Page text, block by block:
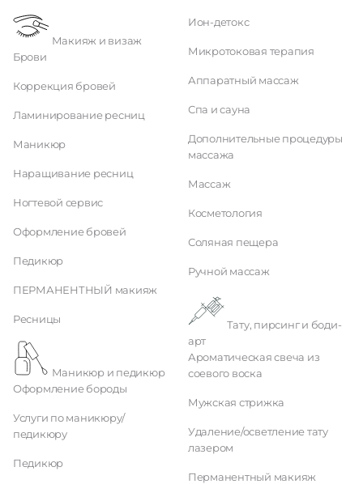
Макияж и визаж
Брови
Коррекция бровей
Ламинирование ресниц
Маникюр
Наращивание ресниц
Ногтевой сервис
Оформление бровей
Педикюр
ПЕРМАНЕНТНЫЙ макияж
Ресницы
Маникюр и педикюр
Оформление бороды
Услуги по маникюру/
педикюру
Педикюр
Ион-детокс
Микротоковая терапия
Аппаратный массаж
Спа и сауна
Дополнительные процедуры
массажа
Массаж
Косметология
Соляная пещера
Ручной массаж
арт
Ароматическая свеча из
соевого воска
Мужская стрижка
Удаление/осветление тату
лазером
Перманентный макияж